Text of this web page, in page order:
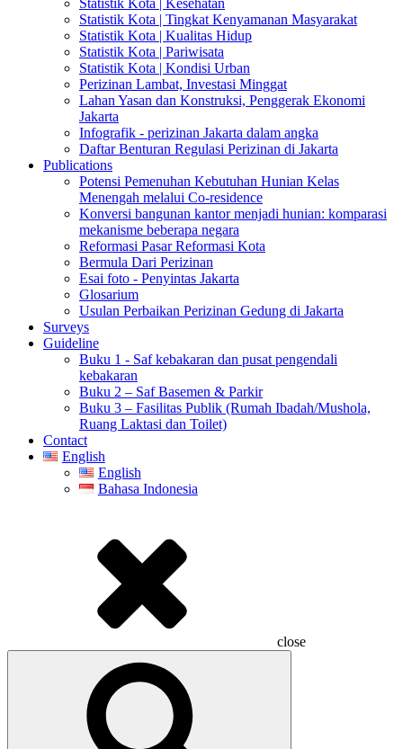
Statistik Kota | Kesehatan
Statistik Kota | Tingkat Kenyamanan Masyarakat
Statistik Kota | Kualitas Hidup
Statistik Kota | Pariwisata
Statistik Kota | Kondisi Urban
Perizinan Lambat, Investasi Minggat
Lahan Yasan dan Konstruksi, Penggerak Ekonomi
Jakarta
Infografik - perizinan Jakarta dalam angka
Daftar Benturan Regulasi Perizinan di Jakarta
Publications
Potensi Pemenuhan Kebutuhan Hunian Kelas
Menengah melalui Co-residence
Konversi bangunan kantor menjadi hunian: komparasi
mekanisme beberapa negara
Reformasi Pasar Reformasi Kota
Bermula Dari Perizinan
Esai foto - Penyintas Jakarta
Glosarium
Usulan Perbaikan Perizinan Gedung di Jakarta
Surveys
Guideline
Buku 1 - Saf kebakaran dan pusat pengendali
kebakaran
Buku 2 – Saf Basemen & Parkir
Buku 3 – Fasilitas Publik (Rumah Ibadah/Mushola,
Ruang Laktasi dan Toilet)
Contact
English
English
Bahasa Indonesia
close